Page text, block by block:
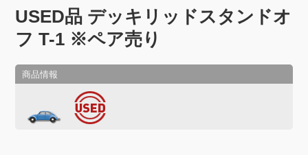
USED品 デッキリッドスタンドオ
フ T-1 ※ペア売り